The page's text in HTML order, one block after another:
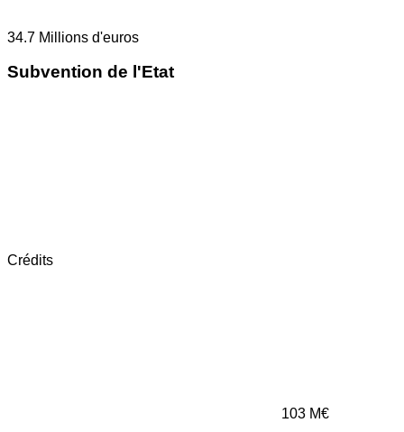
34.7 Millions d'euros
Subvention de l'Etat
Crédits
103 M€